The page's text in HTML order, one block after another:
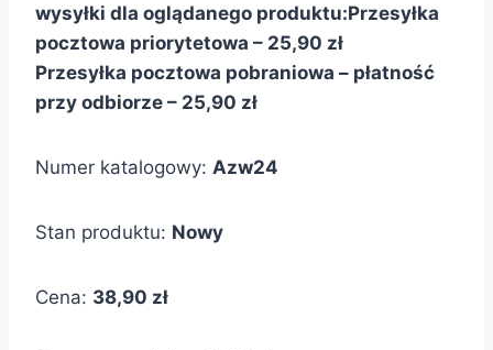
wysyłki dla oglądanego produktu:Przesyłka
pocztowa priorytetowa – 25,90 zł
Przesyłka pocztowa pobraniowa – płatność
przy odbiorze – 25,90 zł
Numer katalogowy: Azw24
Stan produktu: Nowy
Cena: 38,90 zł